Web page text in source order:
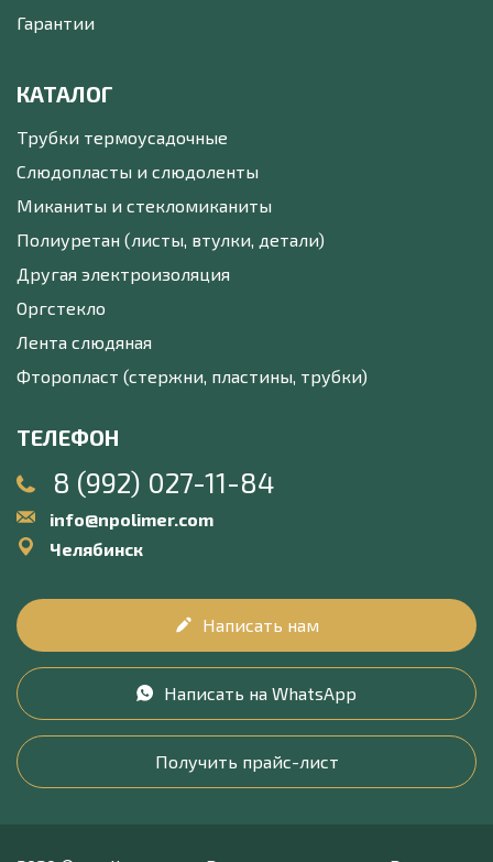
Гарантии
КАТАЛОГ
Трубки термоусадочные
Слюдопласты и слюдоленты
Миканиты и стекломиканиты
Полиуретан (листы, втулки, детали)
Другая электроизоляция
Оргстекло
Лента слюдяная
Фторопласт (стержни, пластины, трубки)
ТЕЛЕФОН
8 (992) 027-11-84
info@npolimer.com
Челябинск
Написать нам
Написать на WhatsApp
Получить прайс-лист